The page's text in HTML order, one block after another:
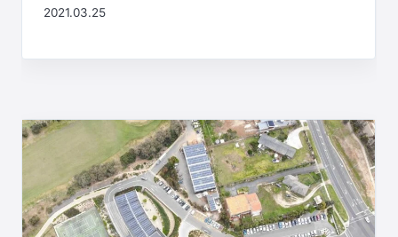
2021.03.25